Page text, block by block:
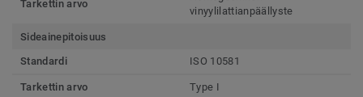
Tarkettin arvo
vinyylilattianpäällyste
Sideainepitoisuus
Standardi
ISO 10581
Tarkettin arvo Type I